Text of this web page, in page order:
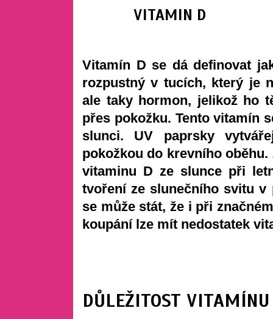
VITAMIN D
Vitamín D se dá definovat
rozpustný v tucích, který je
ale taky hormon, jelikož ho
přes pokožku. Tento vitamín
slunci. UV paprsky
pokožkou do krevního
vitaminu D ze slunce při
tvoření ze slunečního svitu
se může stát, že i při
koupání lze mít nedostatek
DŮLEŽITOST